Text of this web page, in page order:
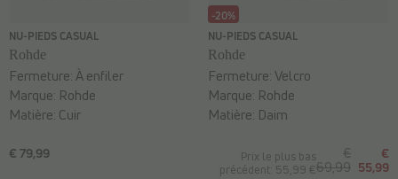
NU-PIEDS CASUAL
Rohde
€ 79,99
Fermeture:À enfiler
Marque: Rohde
Matière: Cuir
-20%
NU-PIEDS CASUAL
Rohde
Prix le plus bas
précédent: 55,99 €
€
69,99
€
55,99
Fermeture:Velcro
Marque: Rohde
Matière: Daim